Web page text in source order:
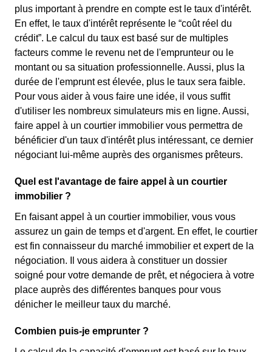
plus important à prendre en compte est le taux d'intérêt.
En effet, le taux d'intérêt représente le “coût réel du
crédit”. Le calcul du taux est basé sur de multiples
facteurs comme le revenu net de l'emprunteur ou le
montant ou sa situation professionnelle. Aussi, plus la
durée de l'emprunt est élevée, plus le taux sera faible.
Pour vous aider à vous faire une idée, il vous suffit
d'utiliser les nombreux simulateurs mis en ligne. Aussi,
faire appel à un courtier immobilier vous permettra de
bénéficier d'un taux d'intérêt plus intéressant, ce dernier
négociant lui-même auprès des organismes prêteurs.
Quel est l'avantage de faire appel à un courtier
immobilier ?
En faisant appel à un courtier immobilier, vous vous
assurez un gain de temps et d'argent. En effet, le courtier
est fin connaisseur du marché immobilier et expert de la
négociation. Il vous aidera à constituer un dossier
soigné pour votre demande de prêt, et négociera à votre
place auprès des différentes banques pour vous
dénicher le meilleur taux du marché.
Combien puis-je emprunter ?